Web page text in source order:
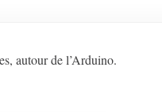
autour de l’Arduino.